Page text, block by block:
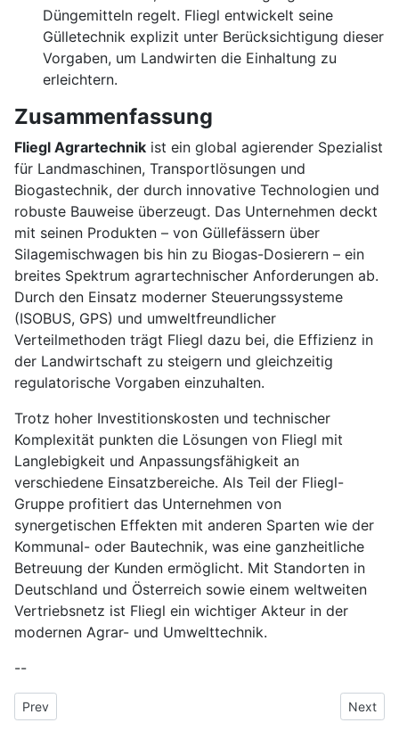
Düngemitteln regelt. Fliegl entwickelt seine
Gülletechnik explizit unter Berücksichtigung dieser
Vorgaben, um Landwirten die Einhaltung zu
erleichtern.
Zusammenfassung
Fliegl Agrartechnik ist ein global agierender Spezialist
für Landmaschinen, Transportlösungen und
Biogastechnik, der durch innovative Technologien und
robuste Bauweise überzeugt. Das Unternehmen deckt
mit seinen Produkten – von Güllefässern über
Silagemischwagen bis hin zu Biogas-Dosierern – ein
breites Spektrum agrartechnischer Anforderungen ab.
Durch den Einsatz moderner Steuerungssysteme
(ISOBUS, GPS) und umweltfreundlicher
Verteilmethoden trägt Fliegl dazu bei, die Effizienz in
der Landwirtschaft zu steigern und gleichzeitig
regulatorische Vorgaben einzuhalten.
Trotz hoher Investitionskosten und technischer
Komplexität punkten die Lösungen von Fliegl mit
Langlebigkeit und Anpassungsfähigkeit an
verschiedene Einsatzbereiche. Als Teil der Fliegl-
Gruppe profitiert das Unternehmen von
synergetischen Effekten mit anderen Sparten wie der
Kommunal- oder Bautechnik, was eine ganzheitliche
Betreuung der Kunden ermöglicht. Mit Standorten in
Deutschland und Österreich sowie einem weltweiten
Vertriebsnetz ist Fliegl ein wichtiger Akteur in der
modernen Agrar- und Umwelttechnik.
--
Previous article: Frankfurter Kreuz
Prev Next
Next